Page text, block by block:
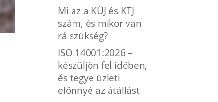
Mi az a KÜJ és KTJ
szám, és mikor van
rá szükség?
ISO 14001:2026 –
készüljön fel időben,
és tegye üzleti
előnnyé az átállást